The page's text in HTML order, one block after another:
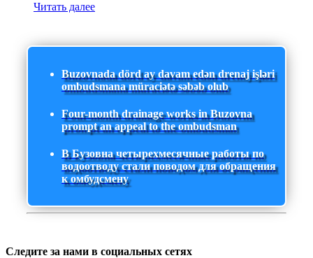
Читать далее
Buzovnada dörd ay davam edən drenaj işləri
ombudsmana müraciətə səbəb olub
Four-month drainage works in Buzovna
prompt an appeal to the ombudsman
В Бузовна четырехмесячные работы по
водоотводу стали поводом для обращения
к омбудсмену
Следите за нами в социальных сетях